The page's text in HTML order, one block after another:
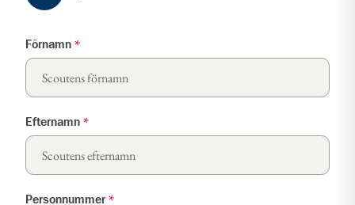
Förnamn *
Efternamn *
Personnummer *